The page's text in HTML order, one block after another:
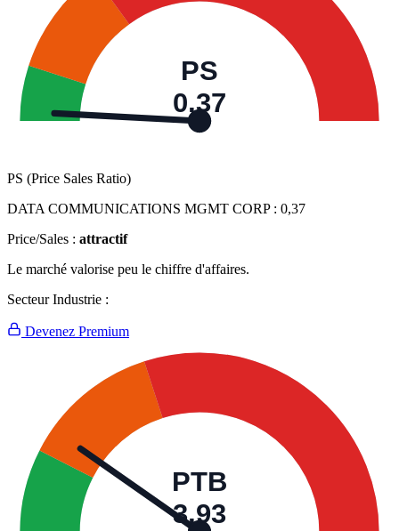
PS
0,37
PS (Price Sales Ratio)
DATA COMMUNICATIONS MGMT CORP : 0,37
Price/Sales : attractif
Le marché valorise peu le chiffre d'affaires.
Secteur Industrie :
Devenez Premium
PTB
3,93